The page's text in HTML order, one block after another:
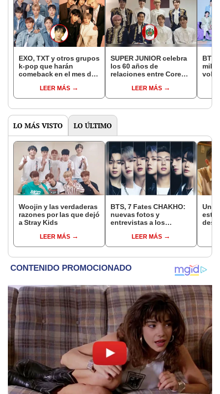
EXO, TXT y otros grupos
k-pop que harán
comeback en el mes de
Jungkook de BTS?
LEER MÁS
SUPER JUNIOR celebra
los 60 años de
relaciones entre Corea
"Esperamos verlos
pronto"
LEER MÁS
BTS
LO MÁS VISTO LO ÚLTIMO
Woojin y las verdaderas
razones por las que dejó
a Stray Kids
LEER MÁS
BTS, 7 Fates CHAKHO:
nuevas fotos y
entrevistas a los
LEER MÁS
Un